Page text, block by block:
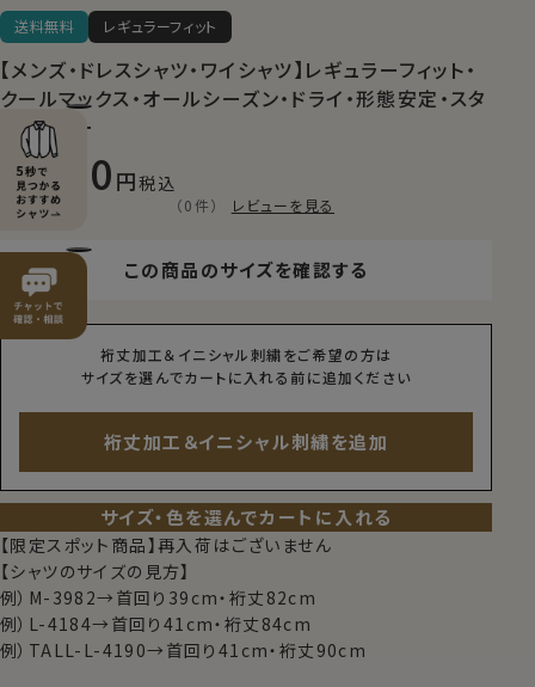
送料無料 レギュラーフィット
【メンズ・ドレスシャツ・ワイシャツ】レギュラーフィット・
クールマックス・オールシーズン・ドライ・形態安定・スタ
ンドカラー
8,800 税込
（0件） レビューを見る
この商品のサイズを確認する
裄丈加工＆イニシャル刺繍をご希望の方は
サイズを選んでカートに入れる前に追加ください
裄丈加工＆イニシャル刺繍を追加
サイズ・色を選んでカートに入れる
【限定スポット商品】再入荷はございません
【シャツのサイズの見方】
例）M-3982→首回り39cm・裄丈82cm
例）L-4184→首回り41cm・裄丈84cm
例）TALL-L-4190→首回り41cm・裄丈90cm